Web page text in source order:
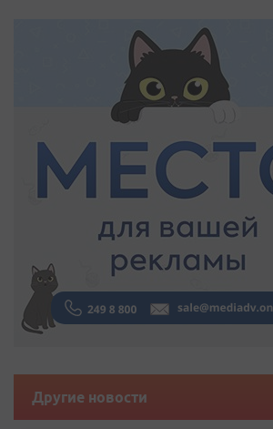
Другие новости